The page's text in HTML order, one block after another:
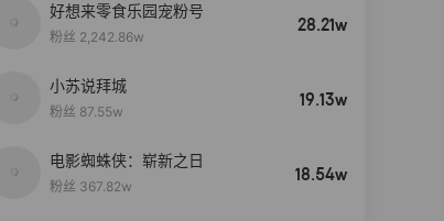
好想来零食乐园宠粉号
粉丝 2,242.86w
28.21w
小苏说拜城
粉丝 87.55w
19.13w
电影蜘蛛侠：崭新之日
粉丝 367.82w
18.54w